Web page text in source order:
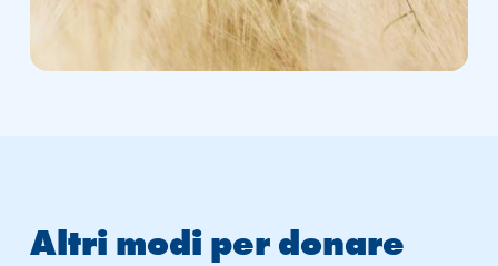
Altri modi per donare